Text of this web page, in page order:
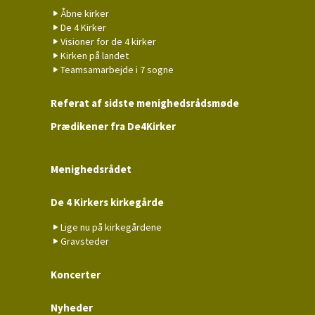
Åbne kirker
De 4 Kirker
Visioner for de 4 kirker
Kirken på landet
Teamsamarbejde i 7 sogne
Referat af sidste menighedsrådsmøde
Prædikener fra De4Kirker
Menighedsrådet
De 4 Kirkers kirkegårde
Lige nu på kirkegårdene
Gravsteder
Koncerter
Nyheder